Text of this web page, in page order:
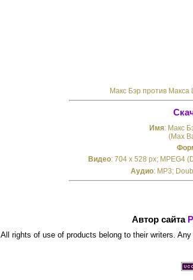
Макс Бэр против Макса
Имя: Макс
(Max
Видео: 704 x 528 px; MPEG4
Аудио: MP3;
Автор сайта
All rights of use of products belong to their writers.